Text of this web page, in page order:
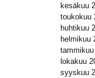
kesäkuu
toukokuu
huhtikuu
helmikuu
lokakuu
syyskuu